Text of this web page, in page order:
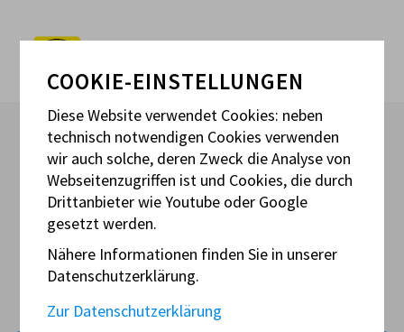
TBA
COOKIE-EINSTELLUNGEN
Diese Website verwendet Cookies: neben
technisch notwendigen Cookies verwenden
wir auch solche, deren Zweck die Analyse von
Webseitenzugriffen ist und Cookies, die durch
Drittanbieter wie Youtube oder Google
gesetzt werden.
Nähere Informationen finden Sie in unserer
Datenschutzerklärung.
Zur Datenschutzerklärung